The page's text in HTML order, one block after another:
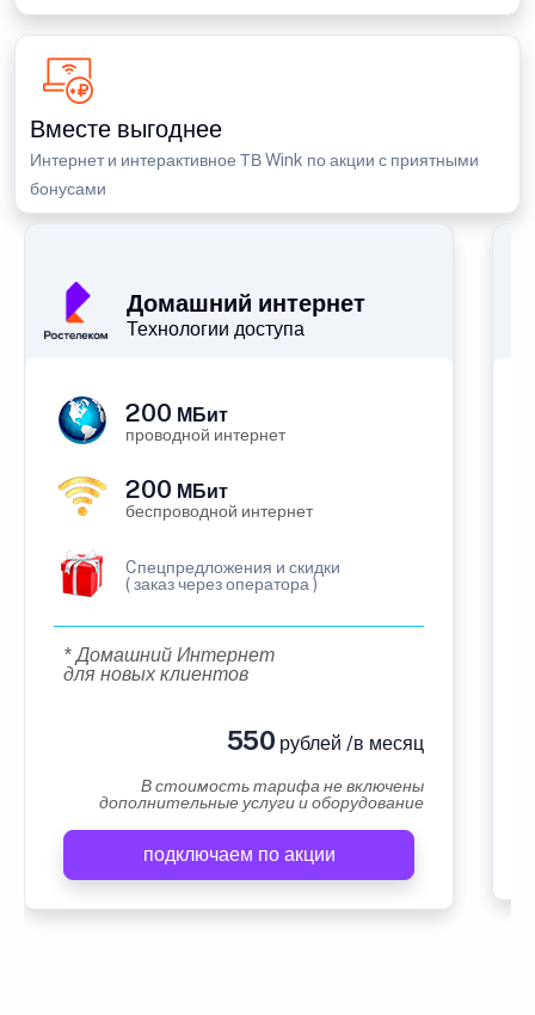
Вместе выгоднее
Интернет и интерактивное ТВ Wink по акции с приятными
бонусами
Домашний интернет
Технологии доступа
200 МБит
проводной интернет
200 МБит
беспроводной интернет
Cпецпредложения и скидки
( заказ через оператора )
* Домашний Интернет
для новых клиентов
550 рублей /в месяц
В стоимость тарифа не включены
дополнительные услуги и оборудование
подключаем по акции